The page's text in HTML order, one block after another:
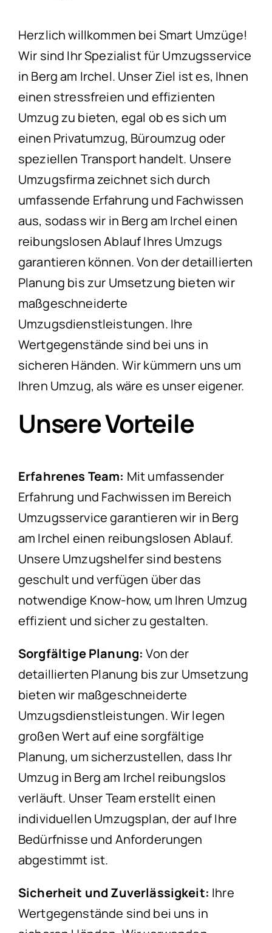
Herzlich willkommen bei Smart Umzüge!
Wir sind Ihr Spezialist für Umzugsservice
in Berg am Irchel. Unser Ziel ist es, Ihnen
einen stressfreien und effizienten
Umzug zu bieten, egal ob es sich um
einen Privatumzug, Büroumzug oder
speziellen Transport handelt. Unsere
Umzugsfirma zeichnet sich durch
umfassende Erfahrung und Fachwissen
aus, sodass wir in Berg am Irchel einen
reibungslosen Ablauf Ihres Umzugs
garantieren können. Von der detaillierten
Planung bis zur Umsetzung bieten wir
maßgeschneiderte
Umzugsdienstleistungen. Ihre
Wertgegenstände sind bei uns in
sicheren Händen. Wir kümmern uns um
Ihren Umzug, als wäre es unser eigener.
Unsere Vorteile
Erfahrenes Team: Mit umfassender
Erfahrung und Fachwissen im Bereich
Umzugsservice garantieren wir in Berg
am Irchel einen reibungslosen Ablauf.
Unsere Umzugshelfer sind bestens
geschult und verfügen über das
notwendige Know-how, um Ihren Umzug
effizient und sicher zu gestalten.
Sorgfältige Planung: Von der
detaillierten Planung bis zur Umsetzung
bieten wir maßgeschneiderte
Umzugsdienstleistungen. Wir legen
großen Wert auf eine sorgfältige
Planung, um sicherzustellen, dass Ihr
Umzug in Berg am Irchel reibungslos
verläuft. Unser Team erstellt einen
individuellen Umzugsplan, der auf Ihre
Bedürfnisse und Anforderungen
abgestimmt ist.
Sicherheit und Zuverlässigkeit: Ihre
Wertgegenstände sind bei uns in